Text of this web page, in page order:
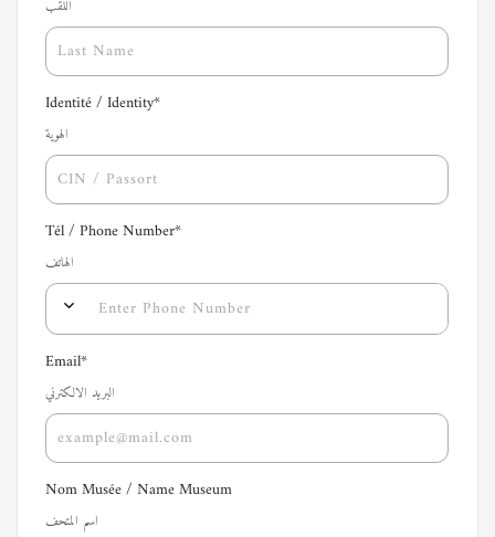
اللقب
Identité / Identity*
الهوية
Tél / Phone Number*
الهاتف
Email*
البريد الالكترني
Nom Musée / Name Museum
اسم المتحف